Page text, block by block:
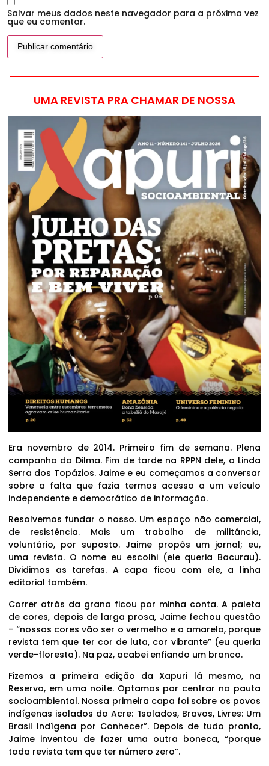
Salvar meus dados neste navegador para a próxima vez
que eu comentar.
UMA REVISTA PRA CHAMAR DE NOSSA
Era novembro de 2014. Primeiro fim de semana. Plena
campanha da Dilma. Fim de tarde na RPPN dele, a Linda
Serra dos Topázios. Jaime e eu começamos a conversar
sobre a falta que fazia termos acesso a um veículo
independente e democrático de informação.
Resolvemos fundar o nosso. Um espaço não comercial,
de resistência. Mais um trabalho de militância,
voluntário, por suposto. Jaime propôs um jornal; eu,
uma revista. O nome eu escolhi (ele queria Bacurau).
Dividimos as tarefas. A capa ficou com ele, a linha
editorial também.
Correr atrás da grana ficou por minha conta. A paleta
de cores, depois de larga prosa, Jaime fechou questão
– “nossas cores vão ser o vermelho e o amarelo, porque
revista tem que ter cor de luta, cor vibrante” (eu queria
verde-floresta). Na paz, acabei enfiando um branco.
Fizemos a primeira edição da Xapuri lá mesmo, na
Reserva, em uma noite. Optamos por centrar na pauta
socioambiental. Nossa primeira capa foi sobre os povos
indígenas isolados do Acre: ‘Isolados, Bravos, Livres: Um
Brasil Indígena por Conhecer”. Depois de tudo pronto,
Jaime inventou de fazer uma outra boneca, “porque
toda revista tem que ter número zero”.